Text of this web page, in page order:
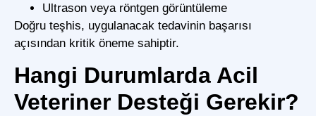
Ultrason veya röntgen görüntüleme
Doğru teşhis, uygulanacak tedavinin başarısı
açısından kritik öneme sahiptir.
Hangi Durumlarda Acil
Veteriner Desteği Gerekir?